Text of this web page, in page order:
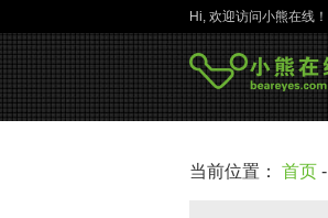
Hi, 欢迎访问小熊在线！
当前位置： 首页 -